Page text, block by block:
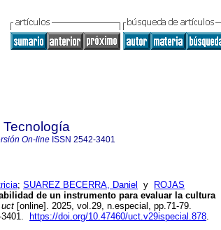
On-line ISSN 2542-3401
; SUAREZ BECERRA, Daniel y
ROJAS
de un instrumento para evaluar la cultura
uct [online]. 2025, vol.29, n.especial, pp.71-79.
https://doi.org/10.47460/uct.v29ispecial.878.